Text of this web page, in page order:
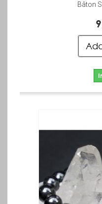
Bâton